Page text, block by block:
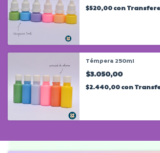
$520,00con
Témpera 250ml
$3.050,00
$2.440,00con